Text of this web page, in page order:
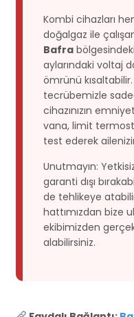
Kombi cihazları
doğalgaz ile
Bafra
aylarındaki voltaj
ömrünü
tecrübemizle
cihazınızın
vana, limit
test ederek
Unutmayın:
garanti dışı
de tehlikeye
hattımızdan bize
ekibimizden
alabilirsiniz.